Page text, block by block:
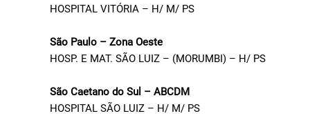
HOSPITAL VITÓRIA – H/ M/ PS
São Paulo – Zona Oeste
HOSP. E MAT. SÃO LUIZ – (MORUMBI) – H/ PS
São Caetano do Sul – ABCDM
HOSPITAL SÃO LUIZ – H/ M/ PS